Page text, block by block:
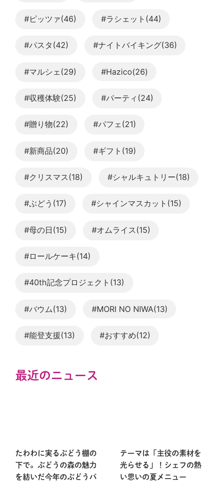
#ピッツァ(46) #ラシェット(44)
#パスタ(42) #ナイトバイキング(36)
#マルシェ(29) #Hazico(26)
#収穫体験(25) #パーティ(24)
#贈り物(22) #パフェ(21)
#新商品(20) #ギフト(19)
#クリスマス(18) #シャルキュトリー(18)
#ぶどう(17) #シャインマスカット(15)
#母の日(15) #オムライス(15)
#ロールケーキ(14)
#40th記念プロジェクト(13)
#バウム(13) #MORI NO NIWA(13)
#能登支援(13) #おすすめ(12)
最近のニュース
たわわに実るぶどう棚の
下で。ぶどうの森の魅力
を紡いだ今年のぶどうパ
テーマは「主役の素材を
光らせる」！シェフの熱
い思いの夏メニュー